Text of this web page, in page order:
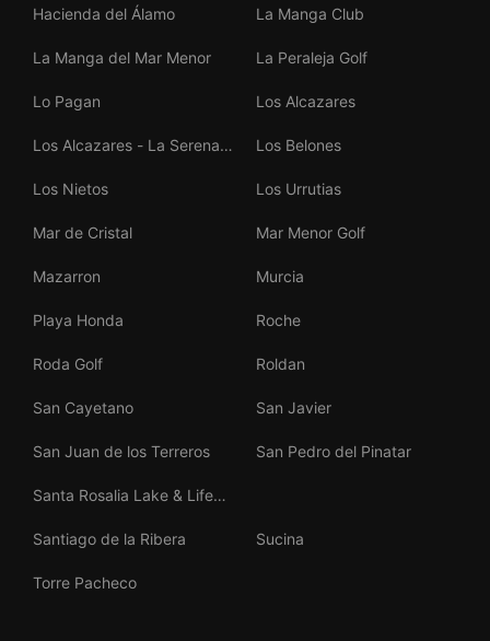
Hacienda del Álamo La Manga Club
La Manga del Mar Menor La Peraleja Golf
Lo Pagan Los Alcazares
Los Alcazares - La Serena
Los Belones
Los Nietos Los Urrutias
Mar de Cristal Mar Menor Golf
Mazarron Murcia
Playa Honda Roche
Roda Golf Roldan
San Cayetano San Javier
San Juan de los Terreros San Pedro del Pinatar
Santa Rosalia Lake & Life
Santiago de la Ribera
Sucina
Torre Pacheco